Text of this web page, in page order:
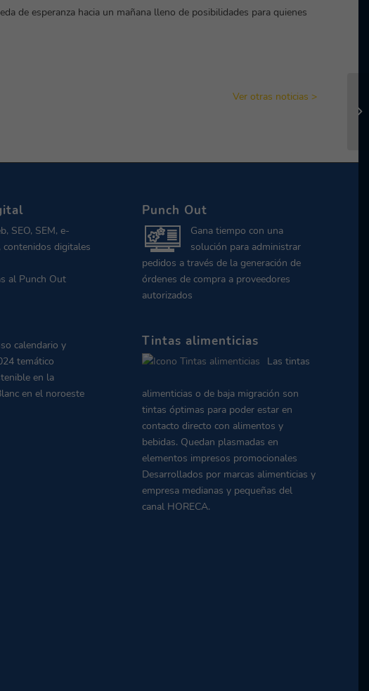
de esperanza hacia un mañana lleno de posibilidades para quienes
Ver otras noticias >
SEO, SEM, e-
contenidos digitales
al Punch Out
calendario y
temático
en la
en el noroeste
Punch Out
Gana tiempo con una
solución para administrar
pedidos a través de la generación de
órdenes de compra a proveedores
autorizados
Tintas alimenticias
Las tintas
alimenticias o de baja migración son
tintas óptimas para poder estar en
contacto directo con alimentos y
bebidas. Quedan plasmadas en
elementos impresos promocionales
Desarrollados por marcas alimenticias y
empresa medianas y pequeñas del
canal HORECA.